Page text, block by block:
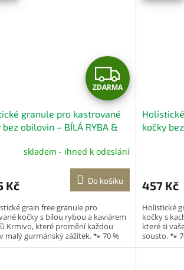
Z
D
A
R
M
A
ZDARMA
granule pro kastrované
bez obilovin – BÍLÁ RYBA &
skladem - ihned k odeslání
Kč Do košíku
grain free granule pro
kočky s bílou rybou a kaviárem
Krmivo, které promění každou
malý gurmánský zážitek. 🐾 70 %
bílá ryba...
kočky
457 Kč
Holistické
kočky s
které si
sousto. 🐾
a chutné...